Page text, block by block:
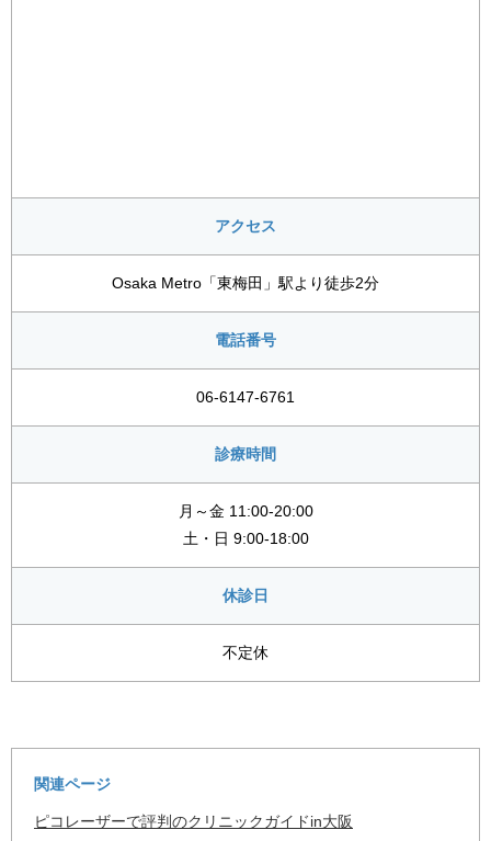
アクセス
Osaka Metro「東梅田」駅より徒歩2分
電話番号
06-6147-6761
診療時間
月～金 11:00-20:00
土・日 9:00-18:00
休診日
不定休
関連ページ
ピコレーザーで評判のクリニックガイドin大阪